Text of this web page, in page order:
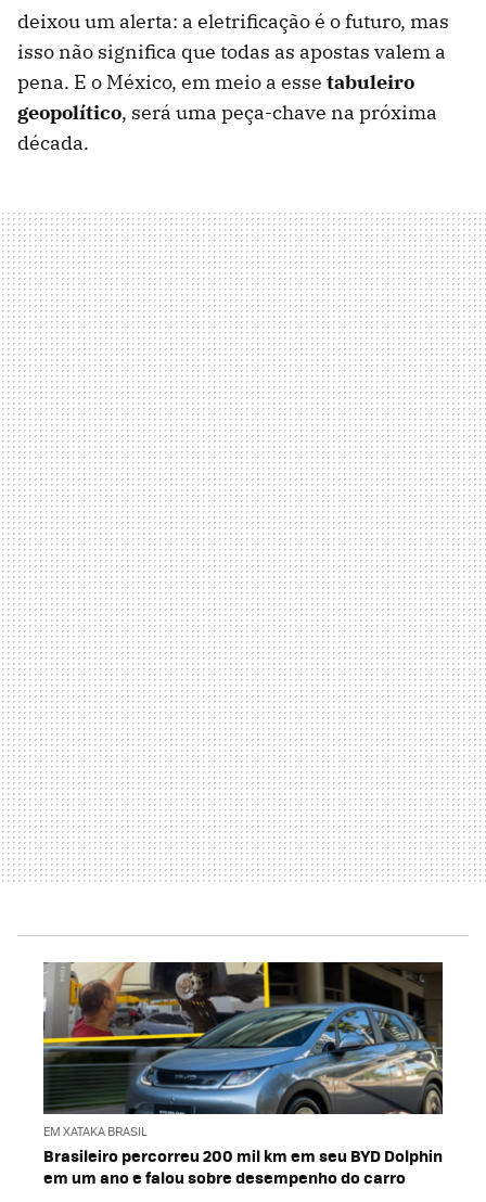
deixou um alerta: a eletrificação é o futuro, mas
isso não significa que todas as apostas valem a
pena. E o México, em meio a esse tabuleiro
geopolítico, será uma peça-chave na próxima
década.
EM XATAKA BRASIL
Brasileiro percorreu 200 mil km em seu BYD Dolphin
em um ano e falou sobre desempenho do carro